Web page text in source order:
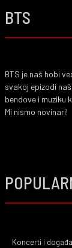
BTS
BTS je naš hobi
svakoj epizodi
bendove i muziku
Mi nismo novinari!
Koncerti i